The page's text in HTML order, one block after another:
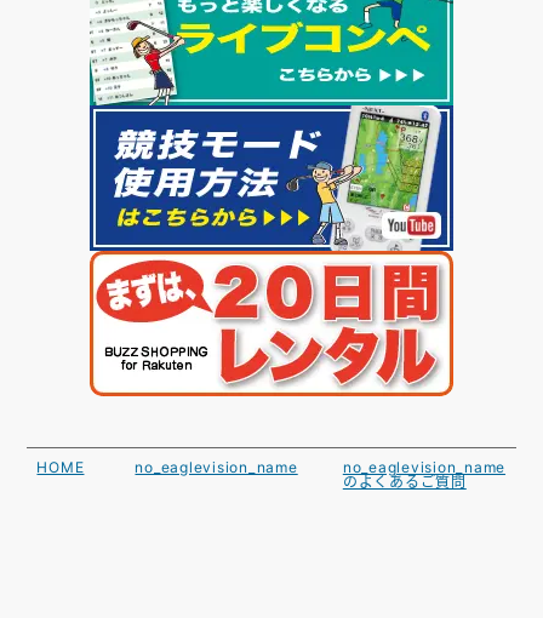
HOME no_eaglevision_name
no_eaglevision_name
のよくあるご質問